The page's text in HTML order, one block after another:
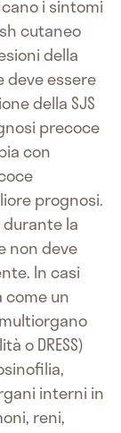
i sintomi
cutaneo
della
deve essere
della SJS
precoce
con
prognosi.
durante la
non deve
In casi
come un
o DRESS)
interni in
reni,